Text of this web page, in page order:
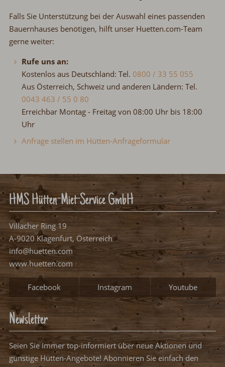
Falls Sie Unterstützung bei der Auswahl eines passenden
Bauernhauses benötigen, hilft unser Huetten.com-Team
gerne weiter:
Rufe uns an:
Kostenlos aus Deutschland: Tel. 0800 / 33 55 055
Aus Österreich, Schweiz und anderen Ländern: Tel.
0043 463 / 55 0 80
Erreichbar Montag - Freitag von 08:00 Uhr bis 18:00
Uhr
Anfrage stellen im Hütten-Anfrageformular
HMS Hütten-Miet-Service GmbH
Villacher Ring 19
A-9020 Klagenfurt, Österreich
info@huetten.com
www.huetten.com
Facebook Instagram Youtube
Newsletter
Seien Sie Immer top-informiert über neue Aktionen und
günstige Hütten-Angebote! Abonnieren Sie einfach den